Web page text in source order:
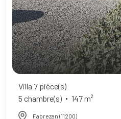
Villa 7 pièce(s)
5 chambre(s)
147 m²
Fabrezan (11200)